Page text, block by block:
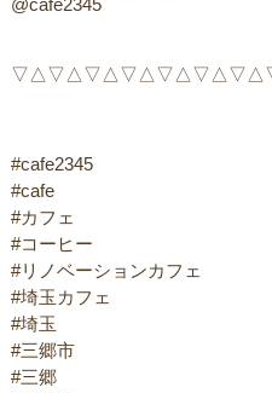
@cafe2345
#cafe2345
#cafe
#カフェ
#コーヒー
#リノベーションカフェ
#埼玉カフェ
#埼玉
#三郷市
#三郷